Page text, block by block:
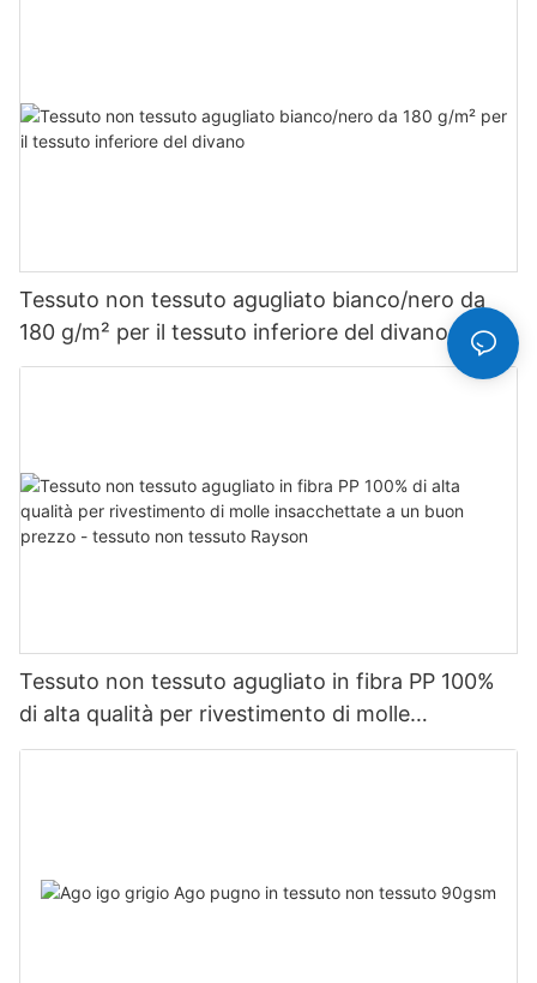
Tessuto non tessuto agugliato bianco/nero da
180 g/m² per il tessuto inferiore del divano
Tessuto non tessuto agugliato in fibra PP 100%
di alta qualità per rivestimento di molle
insacchettate a un buon prezzo - tessuto non